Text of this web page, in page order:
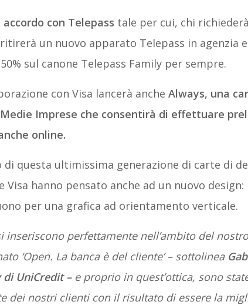
accordo con Telepass tale per cui, chi richiederà
un nuovo apparato Telepass in agenzia
sul canone Telepass Family per sempre.
con Visa lancerà anche Always, una
Imprese che consentirà di effettuare
online.
questa ultimissima generazione di carte di
hanno pensato anche ad un nuovo design:
per una grafica ad orientamento verticale.
inseriscono perfettamente nell’ambito del
‘Open. La banca è del cliente’ – sottolinea
UniCredit – e proprio in quest’ottica, sono
dei nostri clienti con il risultato di essere la